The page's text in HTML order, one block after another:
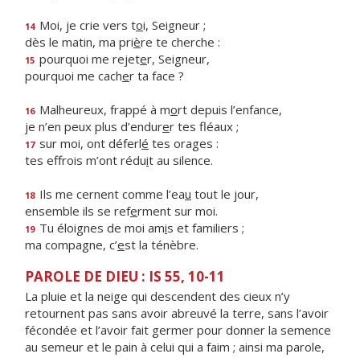
14 Moi, je crie vers toi, Seigneur ;
dès le matin, ma prière te cherche :
15 pourquoi me rejeter, Seigneur,
pourquoi me cacher ta face ?
16 Malheureux, frappé à mort depuis l’enfance,
je n’en peux plus d’endurer tes fléaux ;
17 sur moi, ont déferlé tes orages :
tes effrois m’ont réduit au silence.
18 Ils me cernent comme l’eau tout le jour,
ensemble ils se referment sur moi.
19 Tu éloignes de moi amis et familiers ;
ma compagne, c’est la ténèbre.
PAROLE DE DIEU : IS 55, 10-11
La pluie et la neige qui descendent des cieux n’y
retournent pas sans avoir abreuvé la terre, sans l’avoir
fécondée et l’avoir fait germer pour donner la semence
au semeur et le pain à celui qui a faim ; ainsi ma parole,